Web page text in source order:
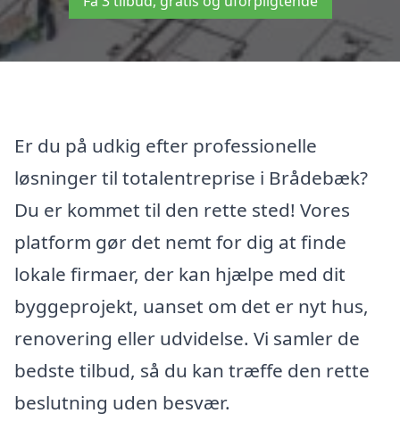
Er du på udkig efter professionelle
løsninger til totalentreprise i Brådebæk?
Du er kommet til den rette sted! Vores
platform gør det nemt for dig at finde
lokale firmaer, der kan hjælpe med dit
byggeprojekt, uanset om det er nyt hus,
renovering eller udvidelse. Vi samler de
bedste tilbud, så du kan træffe den rette
beslutning uden besvær.